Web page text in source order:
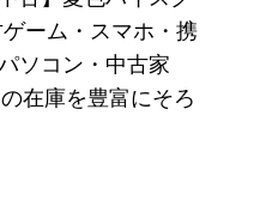
ーム・スマホ・携
ソコン・中古家
在庫を豊富にそろ